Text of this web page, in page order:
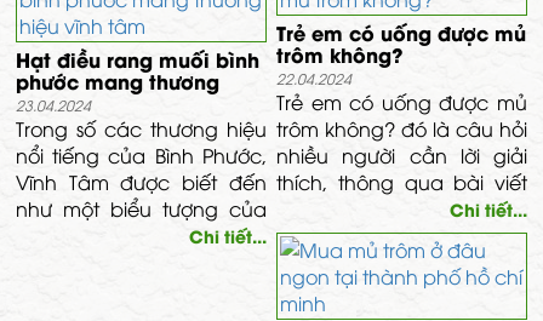
Hạt điều rang muối bình
phước mang thương
hiệu vĩnh tâm
23.04.2024
Trong số các thương hiệu
nổi tiếng của Bình Phước,
Vĩnh Tâm được biết đến
như một biểu tượng của
chất lượng và uy tín. Công
Chi tiết...
Trẻ em có uống được mủ
trôm không?
22.04.2024
Trẻ em có uống được mủ
trôm không? đó là câu hỏi
nhiều người cần lời giải
thích, thông qua bài viết
này Thảo dược vĩnh tâm
sẽ có câu trả lời gửi đến
mọi người nhé!
Chi tiết...